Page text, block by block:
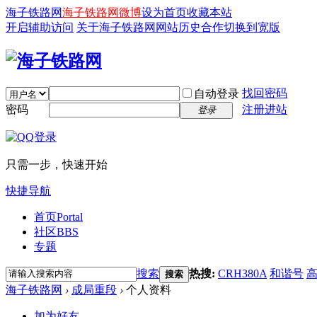
海子铁路网海子铁路网微博设为首页收藏本站
开启辅助访问 关于海子铁路网 网站历史合作切换到宽版
自动登录 找回密码
密码
登录 注册进站
只需一步，快速开始
快捷导航
首页Portal
社区BBS
专题
搜索 搜索 热搜: CRH380A 和谐号
海子铁路网 › 成局重段 › 个人资料